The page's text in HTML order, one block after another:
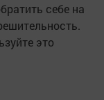
себе на
это